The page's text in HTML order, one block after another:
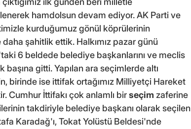
hamdolsun devam ediyor. AK Parti ve
kurduğumuz gönül köprülerinin
şahitlik ettik. Halkımız pazar günü
6 beldede belediye başkanlarını ve meclis
gitti. Yapılan ara seçimlerde altı
birinde ise ittifak ortağımız Milliyetçi Hareket
Cumhur İttifakı çok anlamlı birseçim zaferine
takdiriyle belediye başkanı olarak seçilen
Karadağ'ı, Tokat Yolüstü Beldesi'nde